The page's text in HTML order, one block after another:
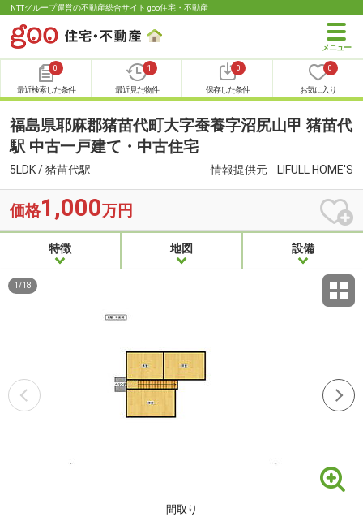
NTTグループ運営の不動産総合サイト goo住宅・不動産
0
最近検索した条件
1
最近見た物件
0
保存した条件
0
お気に入り
福島県耶麻郡猪苗代町大字蚕養字沼尻山甲 猪苗代
駅 中古一戸建て・中古住宅
5LDK / 猪苗代駅 情報提供元 LIFULL HOME'S
価格1,000万円
特徴 地図 設備
間取り
1 /18